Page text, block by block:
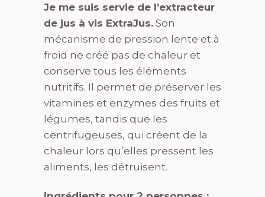
Je me suis servie de l’extracteur
de jus à vis ExtraJus. Son
mécanisme de pression lente et à
froid ne créé pas de chaleur et
conserve tous les éléments
nutritifs. Il permet de préserver les
vitamines et enzymes des fruits et
légumes, tandis que les
centrifugeuses, qui créent de la
chaleur lors qu’elles pressent les
aliments, les détruisent.